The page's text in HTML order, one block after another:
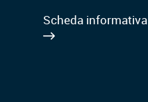
Scheda informativa